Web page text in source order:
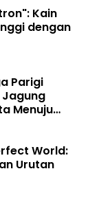
Kain
dengan
Parigi
Jagung
Menuju
World:
Urutan